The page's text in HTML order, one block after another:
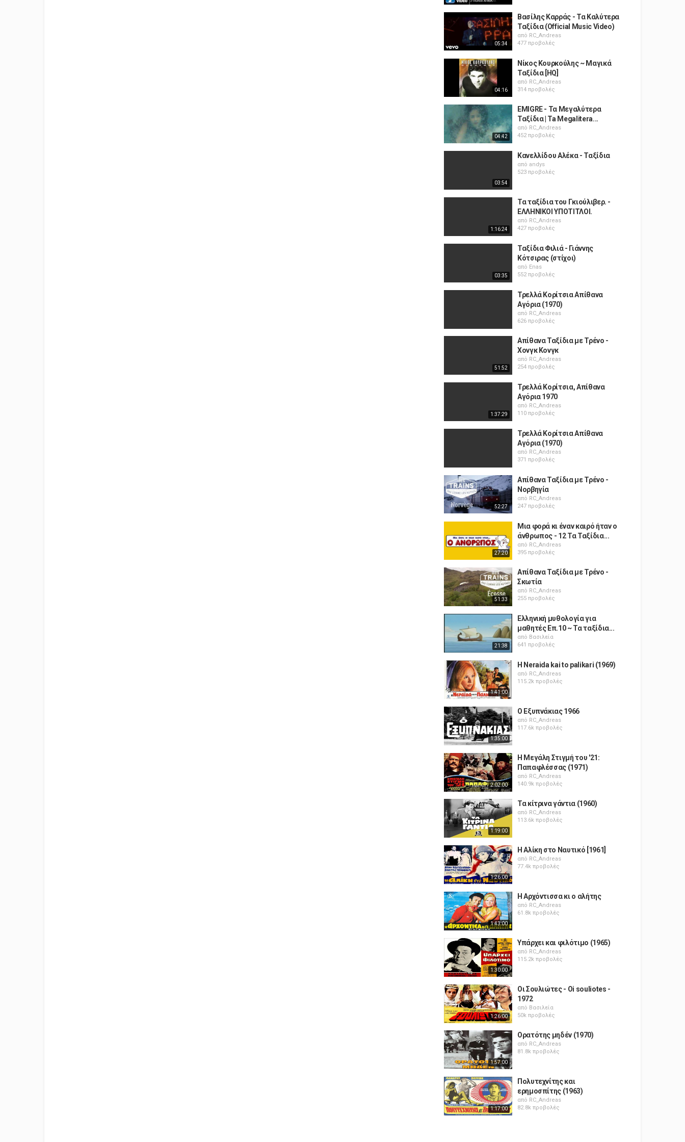
05:34
Βασίλης Καρράς - Τα Καλύτερα
Ταξίδια (Official Music Video)
από RC_Andreas
477 προβολές
04:16
Νίκος Κουρκούλης ~ Μαγικά
Ταξίδια [HQ]
από RC_Andreas
314 προβολές
04:42
EMIGRE - Τα Μεγαλύτερα
Ταξίδια | Ta Megalitera...
από RC_Andreas
452 προβολές
03:54
Κανελλίδου Αλέκα - Ταξίδια
από andys
523 προβολές
1:16:24
Τα ταξίδια του Γκιούλιβερ. -
EΛΛΗΝΙΚΟΙ ΥΠΟΤΙΤΛΟΙ.
από RC_Andreas
427 προβολές
03:35
Ταξίδια Φιλιά - Γιάννης
Κότσιρας (στίχοι)
από Enas
552 προβολές
Τρελλά Κορίτσια Απίθανα
Αγόρια (1970)
από RC_Andreas
626 προβολές
51:52
Απίθανα Ταξίδια με Τρένο -
Χονγκ Κονγκ
από RC_Andreas
254 προβολές
1:37:29
Τρελλά Κορίτσια, Απίθανα
Αγόρια 1970
από RC_Andreas
110 προβολές
Τρελλά Κορίτσια Απίθανα
Αγόρια (1970)
από RC_Andreas
371 προβολές
52:27
Απίθανα Ταξίδια με Τρένο -
Νορβηγία
από RC_Andreas
247 προβολές
27:20
Mια φορά κι έναν καιρό ήταν ο
άνθρωπος - 12 Τα Ταξίδια...
από RC_Andreas
395 προβολές
51:33
Απίθανα Ταξίδια με Τρένο -
Σκωτία
από RC_Andreas
255 προβολές
21:38
Ελληνική μυθολογία για
μαθητές Επ.10 ~ Τα ταξίδια...
από Βασιλεία
641 προβολές
1:41:00
H Neraida kai to palikari (1969)
από RC_Andreas
115.2k προβολές
1:35:00
Ο Εξυπνάκιας 1966
από RC_Andreas
117.6k προβολές
2:02:00
Η Μεγάλη Στιγμή του '21:
Παπαφλέσσας (1971)
από RC_Andreas
140.9k προβολές
1:19:00
Τα κίτρινα γάντια (1960)
από RC_Andreas
113.6k προβολές
1:26:00
Η Αλίκη στο Ναυτικό [1961]
από RC_Andreas
77.4k προβολές
1:43:00
Η Αρχόντισσα κι ο αλήτης
από RC_Andreas
61.8k προβολές
1:30:00
Υπάρχει και φιλότιμο (1965)
από RC_Andreas
115.2k προβολές
1:26:00
Οι Σουλιώτες - Oi souliotes -
1972
από Βασιλεία
50k προβολές
1:57:00
Ορατότης μηδέν (1970)
από RC_Andreas
81.8k προβολές
1:17:00
Πολυτεχνίτης και
ερημοσπίτης (1963)
από RC_Andreas
82.8k προβολές